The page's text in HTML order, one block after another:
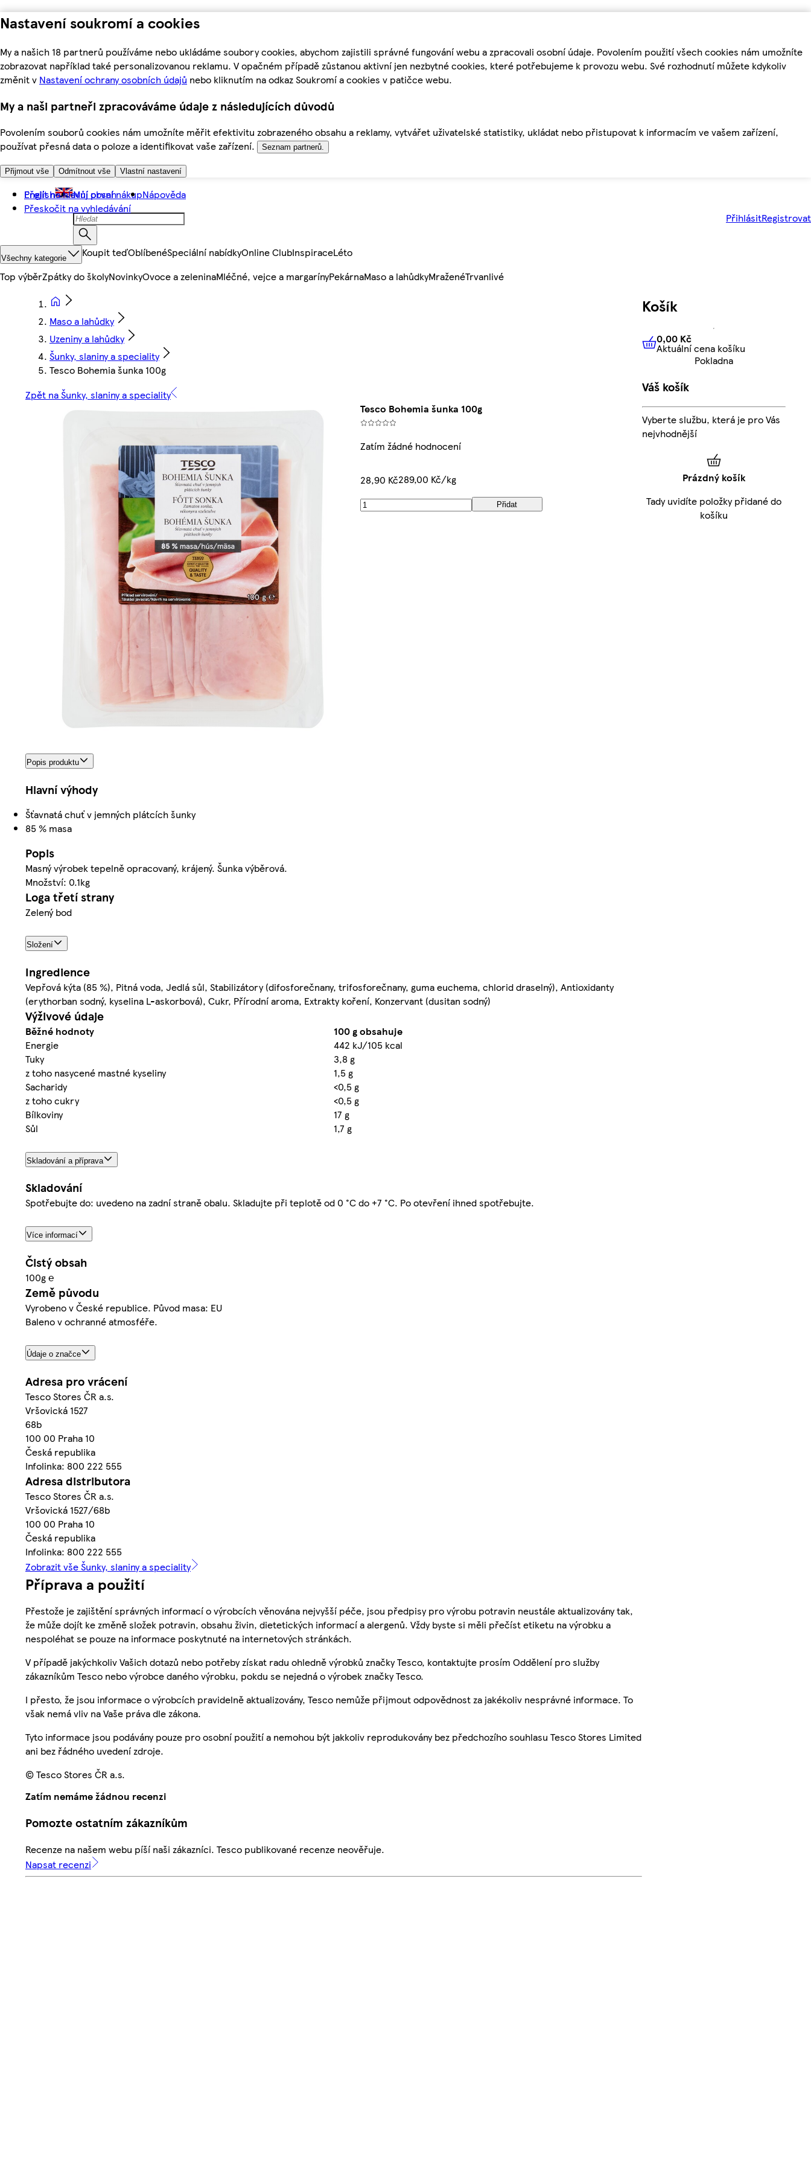
Nastavení soukromí a cookies
My a našich 18 partnerů používáme nebo ukládáme soubory cookies, abychom zajistili správné fungování webu a zpracovali osobní údaje. Povolením použití všech cookies nám umožníte
zobrazovat například také personalizovanou reklamu. V opačném případě zůstanou aktivní jen nezbytné cookies, které potřebujeme k provozu webu. Své rozhodnutí můžete kdykoliv
změnit v Nastavení ochrany osobních údajů nebo kliknutím na odkaz Soukromí a cookies v patičce webu.
My a naši partneři zpracováváme údaje z následujících důvodů
Povolením souborů cookies nám umožníte měřit efektivitu zobrazeného obsahu a reklamy, vytvářet uživatelské statistiky, ukládat nebo přistupovat k informacím ve vašem zařízení,
používat přesná data o poloze a identifikovat vaše zařízení.
Seznam partnerů.
Přijmout vše Odmítnout vše Vlastní nastavení
Přejít na hlavní obsah
Přeskočit na vyhledávání
English Můj první nákupNápověda
PřihlásitRegistrovat
Všechny kategorie Koupit teďOblíbenéSpeciální nabídkyOnline ClubInspiraceLéto
Top výběrZpátky do školyNovinkyOvoce a zeleninaMléčné, vejce a margarínyPekárnaMaso a lahůdkyMraženéTrvanlivé
Maso a lahůdky
Uzeniny a lahůdky
Šunky, slaniny a speciality
Tesco Bohemia šunka 100g
Zpět na Šunky, slaniny a speciality
Tesco Bohemia šunka 100g
Zatím žádné hodnocení
28,90 Kč289,00 Kč/kg
Přidat
Popis produktu
Hlavní výhody
Šťavnatá chuť v jemných plátcích šunky
85 % masa
Popis
Masný výrobek tepelně opracovaný, krájený. Šunka výběrová.
Množství: 0.1kg
Loga třetí strany
Zelený bod
Složení
Ingredience
Vepřová kýta (85 %), Pitná voda, Jedlá sůl, Stabilizátory (difosforečnany, trifosforečnany, guma euchema, chlorid draselný), Antioxidanty
(erythorban sodný, kyselina L-askorbová), Cukr, Přírodní aroma, Extrakty koření, Konzervant (dusitan sodný)
Výživové údaje
Běžné hodnoty
100 g obsahuje
Energie
442 kJ/105 kcal
Tuky
3,8 g
z toho nasycené mastné kyseliny
1,5 g
Sacharidy
<0,5 g
z toho cukry
<0,5 g
Bílkoviny
17 g
Sůl
1,7 g
Skladování a příprava
Skladování
Spotřebujte do: uvedeno na zadní straně obalu. Skladujte při teplotě od 0 °C do +7 °C. Po otevření ihned spotřebujte.
Více informací
Čistý obsah
100g ℮
Země původu
Vyrobeno v České republice. Původ masa: EU
Baleno v ochranné atmosféře.
Údaje o značce
Adresa pro vrácení
Tesco Stores ČR a.s.
Vršovická 1527
68b
100 00 Praha 10
Česká republika
Infolinka: 800 222 555
Adresa distributora
Tesco Stores ČR a.s.
Vršovická 1527/68b
100 00 Praha 10
Česká republika
Infolinka: 800 222 555
Zobrazit vše Šunky, slaniny a speciality
Příprava a použití
Přestože je zajištění správných informací o výrobcích věnována nejvyšší péče, jsou předpisy pro výrobu potravin neustále aktualizovány tak,
že může dojít ke změně složek potravin, obsahu živin, dietetických informací a alergenů. Vždy byste si měli přečíst etiketu na výrobku a
nespoléhat se pouze na informace poskytnuté na internetových stránkách.
V případě jakýchkoliv Vašich dotazů nebo potřeby získat radu ohledně výrobků značky Tesco, kontaktujte prosím Oddělení pro služby
zákazníkům Tesco nebo výrobce daného výrobku, pokdu se nejedná o výrobek značky Tesco.
I přesto, že jsou informace o výrobcích pravidelně aktualizovány, Tesco nemůže přijmout odpovědnost za jakékoliv nesprávné informace. To
však nemá vliv na Vaše práva dle zákona.
Tyto informace jsou podávány pouze pro osobní použití a nemohou být jakkoliv reprodukovány bez předchozího souhlasu Tesco Stores Limited
ani bez řádného uvedení zdroje.
© Tesco Stores ČR a.s.
Zatím nemáme žádnou recenzi
Pomozte ostatním zákazníkům
Recenze na našem webu píší naši zákazníci. Tesco publikované recenze neověřuje.
Napsat recenzi
Košík
0,00 KčAktuální cena košíku
0,00 Kč
Aktuální cena košíku
Pokladna
Váš košík
Vyberte službu, která je pro Vás
nejvhodnější
Prázdný košík
Tady uvidíte položky přidané do
košíku